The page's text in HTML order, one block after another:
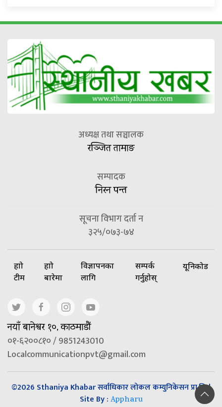
अध्यक्ष तथा सञ्चालक
रञ्जित तामाङ
सम्पादक
निरन पन्त
सूचना विभाग दर्ता न
३२५/०७३-७४
हाम्रो
टीम
हाम्रो
बारेमा
विज्ञापनका
लागि
सम्पर्क
गर्नुहोस्
यूनिकोड
नयाँ बानेश्वर १०, काठमाडौं
०१-६२००८१० / 9851243010
Localcommunicationpvt@gmail.com
©2026 Sthaniya Khabar सर्वाधिकार लोकल कम्युनिकेसन प्रा.लि |
Site By : Appharu